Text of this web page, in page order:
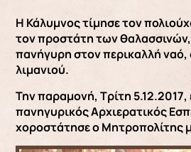
Η Κάλυμνος τίμησε τον
τον προστάτη των θαλασσινών,
πανήγυρη στον περικαλλή ναό,
λιμανιού.
Την παραμονή, Τρίτη 5.12.2017,
πανηγυρικός Αρχιερατικός
χοροστάτησε ο Μητροπολίτης